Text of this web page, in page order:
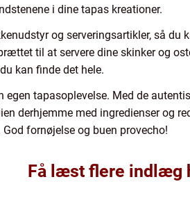
i dine tapas kreationer.
og serveringsartikler, så
til at servere dine skinker og
kan finde det hele.
tapasoplevelse. Med de
derhjemme med ingredienser og
fornøjelse og buen provecho!
Få læst flere indlæg